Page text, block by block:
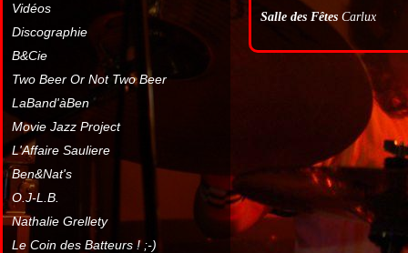
Vidéos
Discographie
B&Cie
Two Beer Or Not Two Beer
LaBand'àBen
Movie Jazz Project
L'Affaire Sauliere
Ben&Nat's
O.J-L.B.
Nathalie Grellety
Le Coin des Batteurs ! ;-)
Salle des Fêtes Carlux